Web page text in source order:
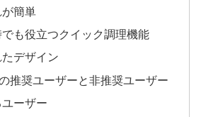
簡単
も役立つクイック調理機能
デザイン
推奨ユーザーと非推奨ユーザー
ーザー